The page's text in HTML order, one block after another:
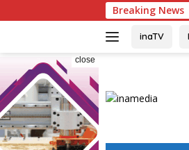
to
Breaking News
Terhadap Anak: Indonesia
inaTV
close